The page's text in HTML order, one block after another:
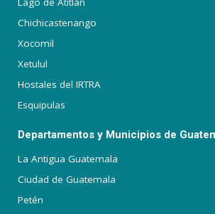
Chichicastenango
Xocomil
Xetulul
Hostales del IRTRA
Esquipulas
Departamentos y Municipios de
La Antigua Guatemala
Ciudad de Guatemala
Petén